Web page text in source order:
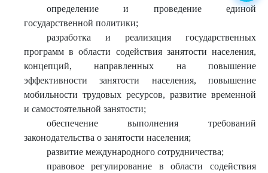
определение и проведение единой
государственной политики;
разработка и реализация государственных
программ в области содействия занятости населения,
концепций, направленных на повышение
эффективности занятости населения, повышение
мобильности трудовых ресурсов, развитие временной
и самостоятельной занятости;
обеспечение выполнения требований
законодательства о занятости населения;
развитие международного сотрудничества;
правовое регулирование в области содействия